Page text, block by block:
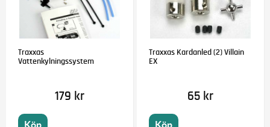
Traxxas
Vattenkylningssystem
179 kr
Traxxas Kardanled (2) Villain
EX
65 kr